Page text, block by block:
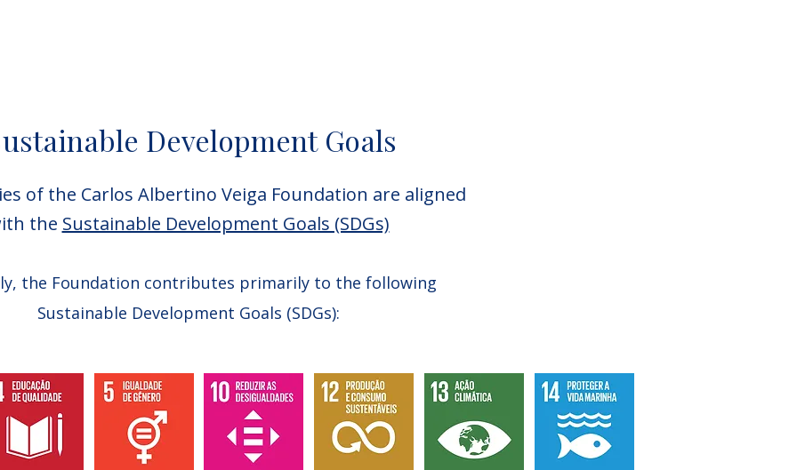
Development Goals
of the Carlos Albertino Veiga Foundation are aligned
the Sustainable Development Goals (SDGs)
the Foundation contributes primarily to the following
Sustainable Development Goals (SDGs):